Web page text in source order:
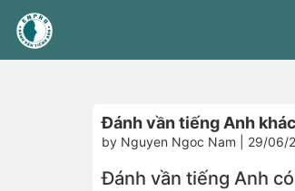
Đánh vần tiếng Anh
by Nguyen Ngoc Nam | 29/06/
Đánh vần tiếng Anh